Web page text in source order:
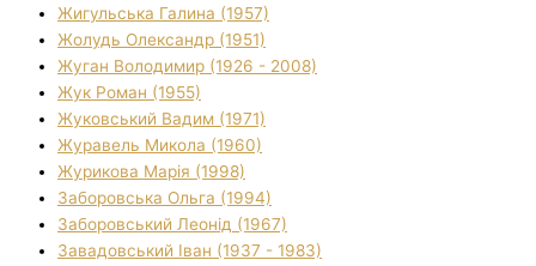
Жигульська Галина (1957)
Жолудь Олександр (1951)
Жуган Володимир (1926 - 2008)
Жук Роман (1955)
Жуковський Вадим (1971)
Журавель Микола (1960)
Журикова Марія (1998)
Заборовська Ольга (1994)
Заборовський Леонід (1967)
Завадовський Іван (1937 - 1983)